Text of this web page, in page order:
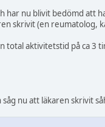
har nu blivit bedömd att
skrivit (en reumatolog,
total aktivitetstid på ca 3
nu att läkaren skrivit